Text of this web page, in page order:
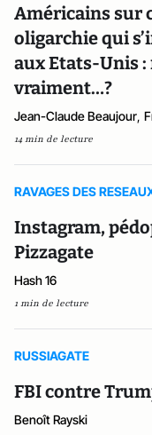
Américains sur
oligarchie qui
aux Etats-Unis
vraiment…?
Jean-Claude Beaujour,
14 min de lecture
RAVAGES DES
Instagram,
Pizzagate
Hash 16
1 min de lecture
RUSSIAGATE
FBI contre
Benoît Rayski